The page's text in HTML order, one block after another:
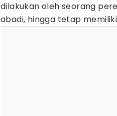
dilakukan oleh seorang
abadi, hingga tetap